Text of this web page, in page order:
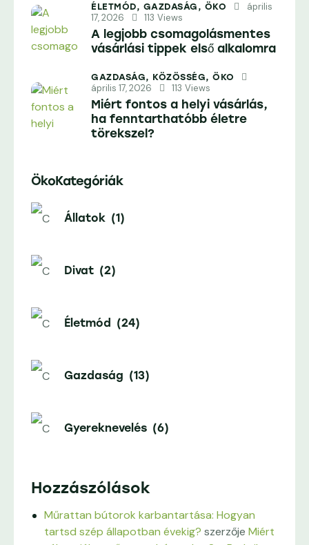
ÉLETMÓD, GAZDASÁG, ÖKO
április
17, 2026
113 Views
A legjobb csomagolásmentes
vásárlási tippek első alkalomra
GAZDASÁG, KÖZÖSSÉG, ÖKO
április 17, 2026 113 Views
Miért fontos a helyi vásárlás,
ha fenntarthatóbb életre
törekszel?
ÖkoKategóriák
Állatok (1)
Divat (2)
Életmód (24)
Gazdaság (13)
Gyereknevelés (6)
Hozzászólások
Műrattan bútorok karbantartása: Hogyan
tartsd szép állapotban évekig? szerzőjeMiért